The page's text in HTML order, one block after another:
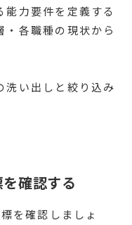
力要件を定義する
各職種の現状から
洗い出しと絞り込み
確認する
を確認しましょ